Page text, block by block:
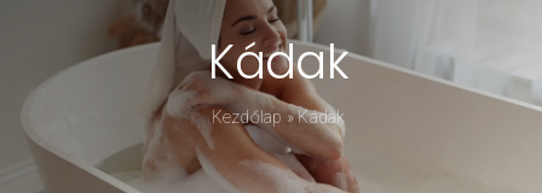
Kádpróba
Prestige-ről
Kádak
Kezdőlap»Kádak